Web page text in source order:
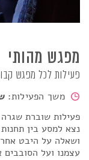
מפגש מהותי
פעילות לכל מפגש
משך הפעילות:
פעילות שוברת
נצא למסע בין
ושאלה על היבט
עצמנו ועל